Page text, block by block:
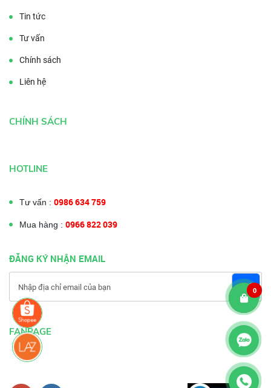
Tin tức
Tư vấn
Chính sách
Liên hệ
CHÍNH SÁCH
HOTLINE
Tư vấn : 0986 634 759
Mua hàng : 0966 822 039
ĐĂNG KÝ NHẬN EMAIL
FANPAGE
0